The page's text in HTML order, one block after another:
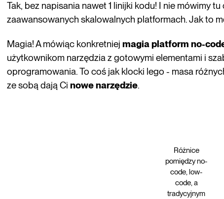
Tak, bez napisania nawet 1 linijki kodu! I nie mówimy
zaawansowanych skalowalnych platformach. Jak to
Magia! A mówiąc konkretniejmagia platform no-
użytkownikom narzędzia z gotowymi elementami i
oprogramowania. To coś jak klocki lego - masa
ze sobą dają Ci nowe narzędzie.
Różnice
pomiędzy no-
code, low-
code, a
tradycyjnym